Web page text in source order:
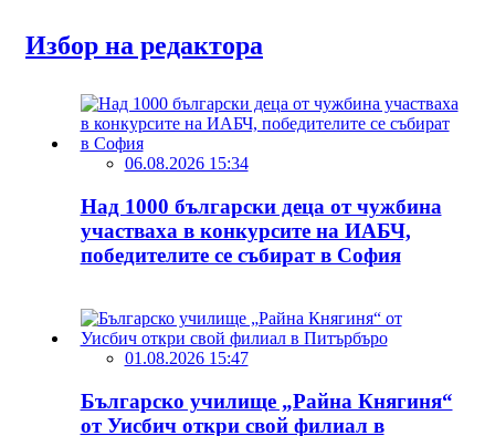
Избор на редактора
06.08.2026 15:34
Над 1000 български деца от чужбина
участваха в конкурсите на ИАБЧ,
победителите се събират в София
01.08.2026 15:47
Българско училище „Райна Княгиня“
от Уисбич откри свой филиал в